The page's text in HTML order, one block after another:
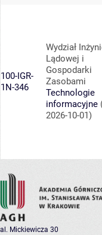
100-IGR-
1N-346
Wydział
Lądowej i
Gospodarki
Zasobami
Technologie
informacyjne
2026-10-01)
al. Mickiewicza 30